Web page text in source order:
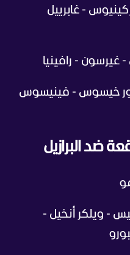
- غابرييل
غيرسون - رافينيا
خيسوس - فينيسوس
ضد البرازيل
- ويلكر أنخيل -